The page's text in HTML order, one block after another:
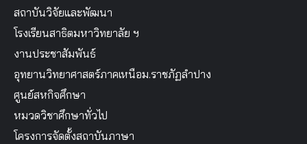
สถาบันวิจัยและพัฒนา
โรงเรียนสาธิตมหาวิทยาลัย ฯ
งานประชาสัมพันธ์
อุทยานวิทยาศาสตร์ภาคเหนือม.ราชภัฏลำปาง
ศูนย์สหกิจศึกษา
หมวดวิชาศึกษาทั่วไป
โครงการจัดตั้งสถาบันภาษา